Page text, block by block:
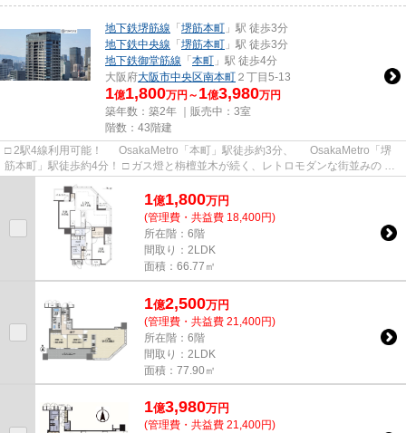
地下鉄堺筋線 「 堺筋本町 」駅 徒歩3分
地下鉄中央線 「 堺筋本町 」駅 徒歩3分
地下鉄御堂筋線 「 本町 」駅 徒歩4分
大阪府大阪市中央区南本町 ２丁目5-13
1億1,800万円～ 1億3,980万円
築年数：築2年 ｜販売中： 3室
階数：43階建
□ 2駅4線利用可能！ OsakaMetro「本町」駅徒歩約3分、 OsakaMetro「堺
筋本町」駅徒歩約4分！ □ ガス燈と栴檀並木が続く、レトロモダンな街並みの
1億1,800万円
(管理費・共益費 18,400円)
所在階：6階
間取り：2LDK
面積：66.77㎡
1億2,500万円
(管理費・共益費 21,400円)
所在階：6階
間取り：2LDK
面積：77.90㎡
1億3,980万円
(管理費・共益費 21,400円)